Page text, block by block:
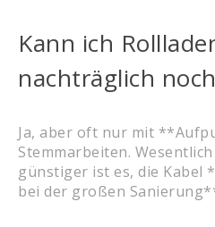
Kann ich
nachträglich
Ja, aber oft nur mit
Stemmarbeiten.
günstiger ist es, die Kabel
bei der großen